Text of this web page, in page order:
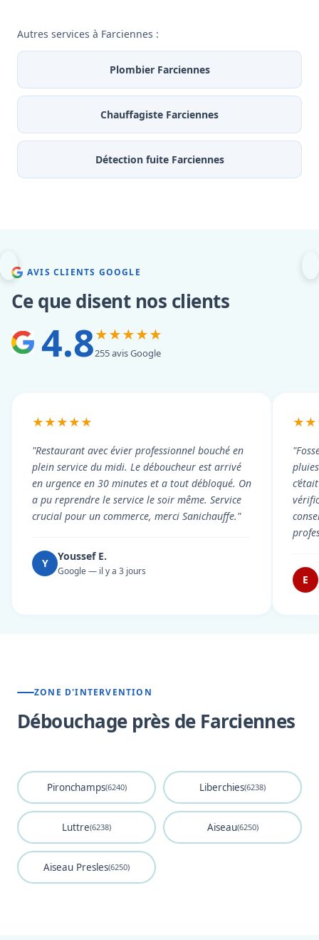
Autres services à Farciennes :
Plombier Farciennes
Chauffagiste Farciennes
Détection fuite Farciennes
AVIS CLIENTS GOOGLE
Ce que disent nos clients
4.8★★★★★
255 avis Google
★★★★★
"Restaurant avec évier professionnel bouché en
plein service du midi. Le déboucheur est arrivé
en urgence en 30 minutes et a tout débloqué. On
a pu reprendre le service le soir même. Service
crucial pour un commerce, merci Sanichauffe."
Y
Youssef E.
Google — il y a 3 jours
E
ZONE D'INTERVENTION
Débouchage près de Farciennes
Pironchamps(6240) Liberchies(6238)
Luttre(6238) Aiseau(6250)
Aiseau Presles(6250)